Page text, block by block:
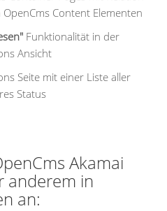
Content Elementen
Funktionalität in der
Ansicht
Seite mit einer Liste aller
Status
Akamai
anderem in
an: